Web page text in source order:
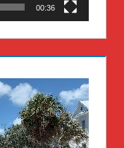
00:36